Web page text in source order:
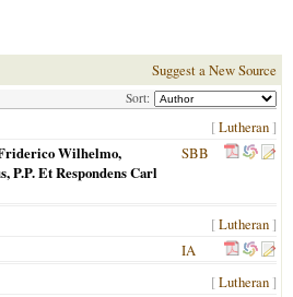
Suggest a New Source
Sort:
[Lutheran ]
Wilhelmo,
Et Respondens Carl
SBB
[Lutheran ]
IA
[Lutheran ]